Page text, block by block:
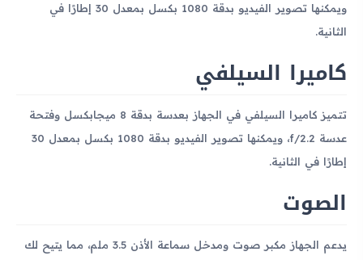
ويمكنها تصوير الفيديو بدقة 1080 بكسل بمعدل 30 إطارًا في
الثانية.
كاميرا السيلفي
تتميز كاميرا السيلفي في الجهاز بعدسة بدقة 8 ميجابكسل وفتحة
عدسة f/2.2، ويمكنها تصوير الفيديو بدقة 1080 بكسل بمعدل 30
إطارًا في الثانية.
الصوت
يدعم الجهاز مكبر صوت ومدخل سماعة الأذن 3.5 ملم، مما يتيح لك